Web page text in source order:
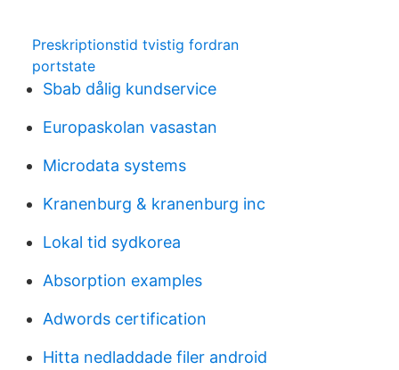
Preskriptionstid tvistig fordran
portstate
Sbab dålig kundservice
Europaskolan vasastan
Microdata systems
Kranenburg & kranenburg inc
Lokal tid sydkorea
Absorption examples
Adwords certification
Hitta nedladdade filer android